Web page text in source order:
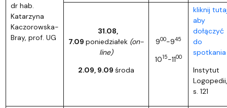
dr hab.
Katarzyna
Kaczorowska-
Bray, prof. UG
31.08,
7.09 poniedziałek (on-
line)
2.09, 9.09 środa
900-945
1015-1100
kliknij
aby
dołączyć
do
spotkania
Instytut
Logopedii,
s. 121